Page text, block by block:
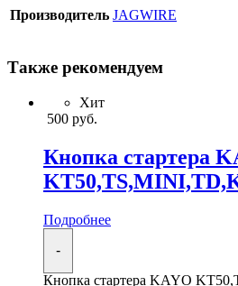
Производитель JAGWIRE
Также рекомендуем
Хит
500 руб.
Кнопка стартера
Подробнее
-
Кнопка стартера KAYO